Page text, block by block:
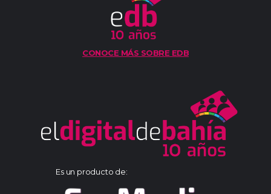
CONOCE MÁS SOBRE EDB
Es un producto de: